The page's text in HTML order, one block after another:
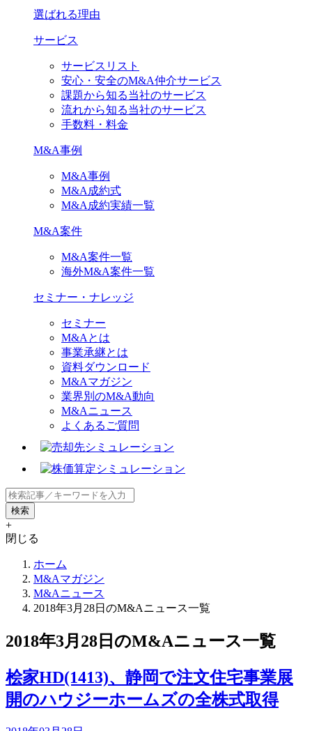
選ばれる理由
サービス
サービスリスト
安心・安全のM&A仲介サービス
課題から知る当社のサービス
流れから知る当社のサービス
手数料・料金
M&A事例
M&A事例
M&A成約式
M&A成約実績一覧
M&A案件
M&A案件一覧
海外M&A案件一覧
セミナー・ナレッジ
セミナー
M&Aとは
事業承継とは
資料ダウンロード
M&Aマガジン
業界別のM&A動向
M&Aニュース
よくあるご質問
+
閉じる
ホーム
M&Aマガジン
M&Aニュース
2018年3月28日のM&Aニュース一覧
2018年3月28日のM&Aニュース一覧
桧家HD(1413)、静岡で注文住宅事業展
開のハウジーホームズの全株式取得